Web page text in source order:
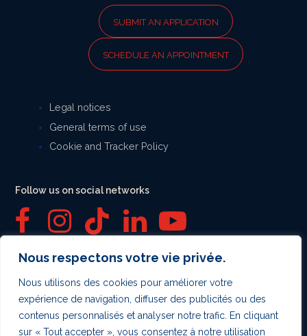
Nous respectons votre vie privée.
Nous utilisons des cookies pour améliorer votre
expérience de navigation, diffuser des publicités ou des
contenus personnalisés et analyser notre trafic. En cliquant
sur « Tout accepter », vous consentez à notre utilisation
SUBMIT AN APPLICATION
SCHEDULE AN APPOINTMENT
Legal notices
General terms of use
Cookie and Tracker Policy
Follow us on social networks
F
a
c
e
I
n
s
t
T
i
k
t
L
i
n
k
Y
o
u
T